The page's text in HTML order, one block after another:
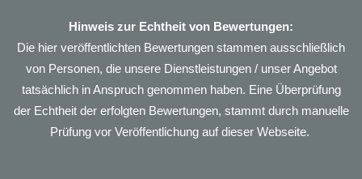
Hinweis zur Echtheit von Bewertungen:
Die hier veröffentlichten Bewertungen stammen ausschließlich
von Personen, die unsere Dienstleistungen / unser Angebot
tatsächlich in Anspruch genommen haben. Eine Überprüfung
der Echtheit der erfolgten Bewertungen, stammt durch manuelle
Prüfung vor Veröffentlichung auf dieser Webseite.